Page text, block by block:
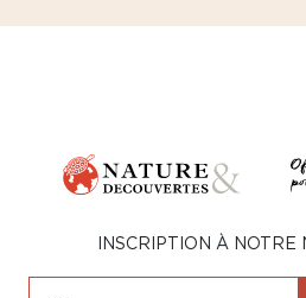
INSCRIPTION À